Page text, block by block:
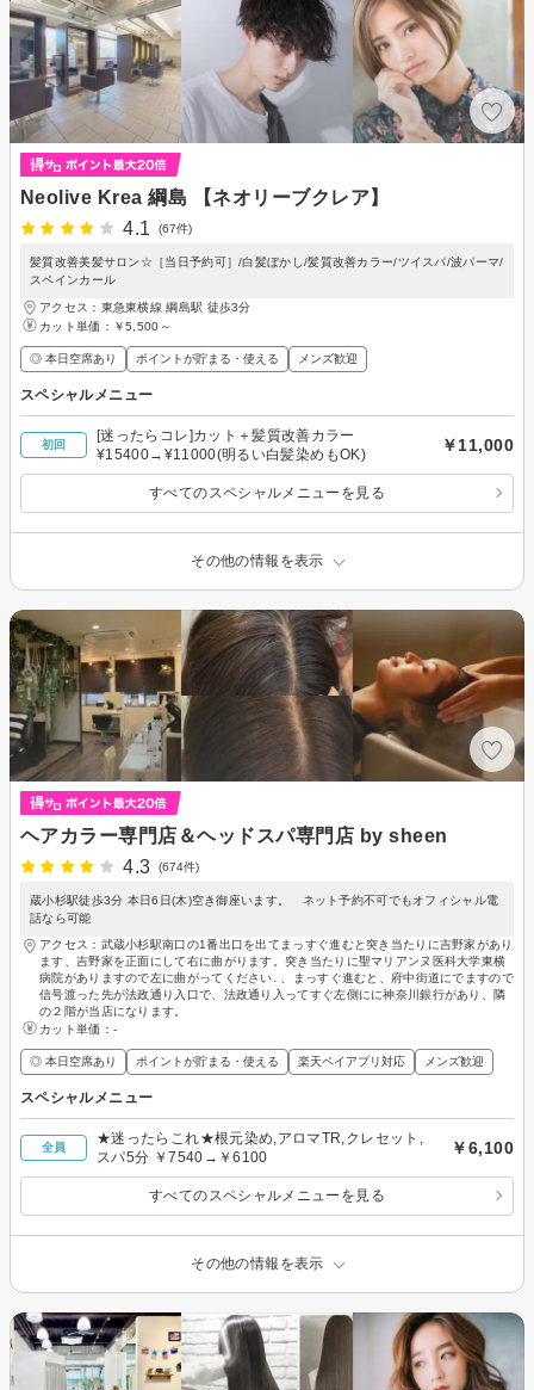
Neolive Krea 綱島 【ネオリーブクレア】
4.1
(67件)
髪質改善美髪サロン☆［当日予約可］/白髪ぼかし/髪質改善カラー/ツイスパ/波パーマ/
スペインカール
アクセス：東急東横線 綱島駅 徒歩3分
カット単価： ￥5,500～
◎ 本日空席あり ポイントが貯まる・使える メンズ歓迎
スペシャルメニュー
初回
[迷ったらコレ]カット＋髪質改善カラー
¥15400→¥11000(明るい白髪染めもOK)
￥11,000
すべてのスペシャルメニューを見る
その他の情報を表示
ヘアカラー専門店＆ヘッドスパ専門店 by sheen
4.3
(674件)
蔵小杉駅徒歩3分 本日6日(木)空き御座います。 ネット予約不可でもオフィシャル電
話なら可能
アクセス：武蔵小杉駅南口の1番出口を出てまっすぐ進むと突き当たりに吉野家があり
ます、吉野家を正面にして右に曲がります。突き当たりに聖マリアンヌ医科大学東横
病院がありますので左に曲がってください. 、まっすぐ進むと、府中街道にでますので
信号渡った先が法政通り入口で、法政通り入ってすぐ左側にに神奈川銀行があり、隣
の２階が当店になります。
カット単価： -
◎ 本日空席あり ポイントが貯まる・使える 楽天ペイアプリ対応 メンズ歓迎
スペシャルメニュー
全員
★迷ったらこれ★根元染め,アロマTR,クレセット,
スパ5分 ￥7540→￥6100
￥6,100
すべてのスペシャルメニューを見る
その他の情報を表示